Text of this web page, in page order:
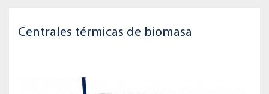
Centrales térmicas de biomasa